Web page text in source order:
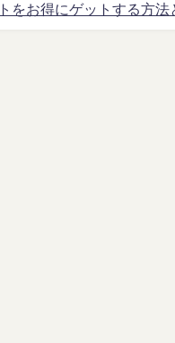
をお得にゲットする方法